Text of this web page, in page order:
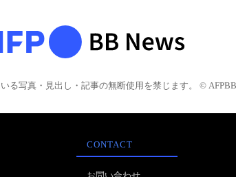
る写真・見出し・記事の無断使用を禁じます。 © AFPBB
CONTACT